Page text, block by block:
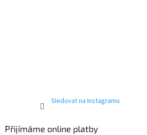
Sledovat na Instagramu
Přijímáme online platby